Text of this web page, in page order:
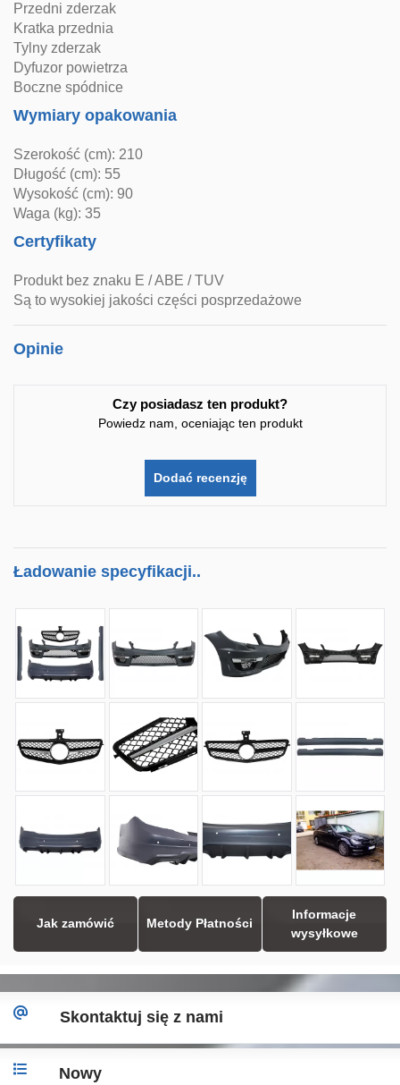
Przedni zderzak
Kratka przednia
Tylny zderzak
Dyfuzor powietrza
Boczne spódnice
Wymiary opakowania
Szerokość (cm): 210
Długość (cm): 55
Wysokość (cm): 90
Waga (kg): 35
Certyfikaty
Produkt bez znaku E / ABE / TUV
Są to wysokiej jakości części posprzedażowe
Opinie
Czy posiadasz ten produkt?
Powiedz nam, oceniając ten produkt
Dodać recenzję
Ładowanie specyfikacji..
Jak zamówić Metody Płatności
Informacje
wysyłkowe
Skontaktuj się z nami
Nowy